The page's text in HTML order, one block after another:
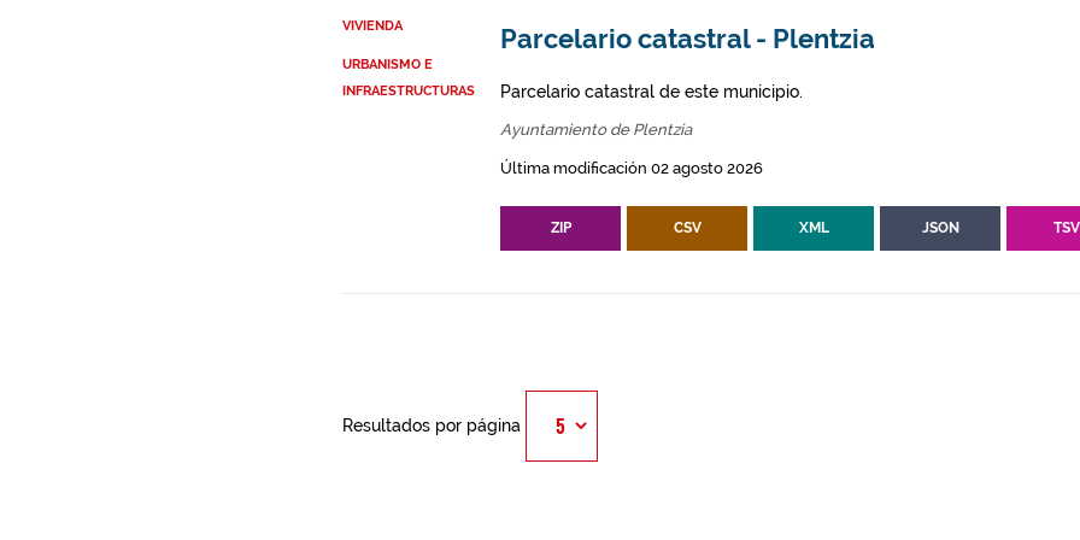
VIVIENDA
URBANISMO E
INFRAESTRUCTURAS
Parcelario catastral - Plentzia
Parcelario catastral de este municipio.
Ayuntamiento de Plentzia
Última modificación 02 agosto 2026
ZIP CSV XML JSON TSV
Resultados por página